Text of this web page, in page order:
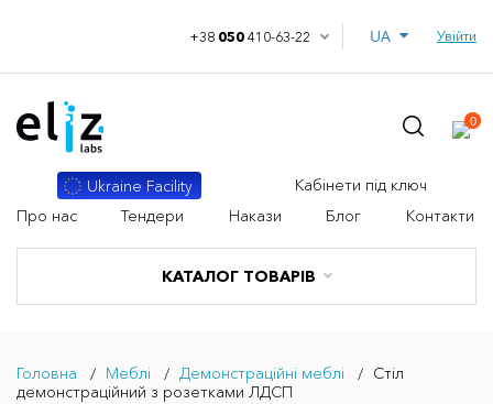
+38 050410-63-22 Увійти
КАТАЛОГ ТОВАРІВ
Ukraine Facility
Кабінети під ключ
Про нас
Тендери Накази Блог Контакти
0
Головна Меблі Демонстраційні меблі
Стіл
демонстраційний з розетками ЛДСП